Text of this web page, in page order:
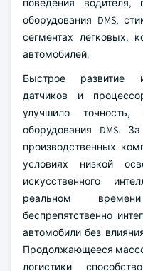
поведения
оборудования DMS,
сегментах легковых,
автомобилей.
Быстрое развитие
датчиков и
улучшило точность,
оборудования DMS.
производственных
условиях низкой
искусственного
реальном
беспрепятственно
автомобили без
Продолжающееся
логистики